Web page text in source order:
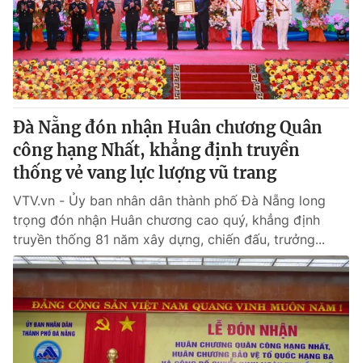
Đà Nẵng đón nhận Huân chương Quân
công hạng Nhất, khẳng định truyền
thống vẻ vang lực lượng vũ trang
VTV.vn - Ủy ban nhân dân thành phố Đà Nẵng long
trọng đón nhận Huân chương cao quý, khẳng định
truyền thống 81 năm xây dựng, chiến đấu, trưởng...